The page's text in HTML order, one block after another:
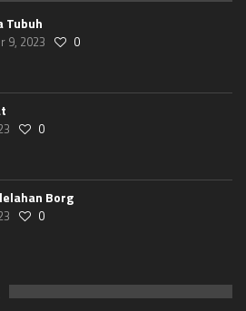
Tubuh
9, 2023 0
0
Borg
0